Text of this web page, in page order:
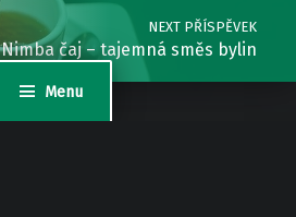
Menu
NEXT PŘÍSPĚVEK
Nimba čaj – tajemná směs bylin